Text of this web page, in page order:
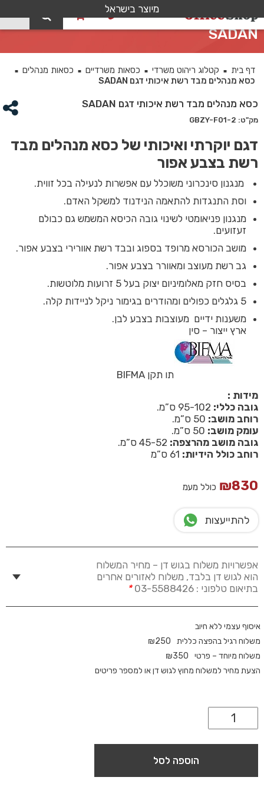
מיוצר בישראל
כסא מנהלים מבד רשת איכותי דגם
SADAN
דף בית ■ קטלוג ריהוט משרדי ■ כסאות משרדיים ■ כסאות מנהלים ■
כסא מנהלים מבד רשת איכותי דגם SADAN
כסא מנהלים מבד רשת איכותי דגם SADAN
מק"ט: GBZY-F01-2
דגם יוקרתי ואיכותי של כסא מנהלים מבד
רשת בצבע אפור
מנגנון סינכרוני משוכלל עם אפשרות לנעילה בכל זווית.
וסת התנגדות להתאמה הנידנוד למשקל האדם.
מנגנון פניאומטי לשינוי גובה הכיסא המשמש גם כבולם
זעזועים.
מושב הכורסא מרופד בספוג ובבד רשת אוורירי בצבע אפור.
גב רשת מעוצב ומאוורר בצבע אפור.
בסיס חזק מאלומיניום יצוק בעל 5 זרועות מלוטשות.
5 גלגלים כפולים ומהודרים בגימור ניקל לניידות קלה.
משענות ידיים מעוצבות בצבע לבן.
ארץ ייצור – סין
תו תקן BIFMA
מידות :
גובה כללי:
רוחב מושב:
עומק מושב:
גובה מושב מהרצפה:
רוחב כולל הידיות: 61 ס”מ
₪830 כולל מעמ
להתייעצות
אפשרויות משלוח בגוש דן – מחיר המשלוח
הוא לגוש דן בלבד, משלוח לאזורים אחרים
בתיאום טלפוני : 03-5588426
*
איסוף עצמי ללא חיוב
משלוח רגיל בהפצה כללית
₪250
משלוח מיוחד – פרטי
₪350
הצעת מחיר למשלוח מחוץ לגוש דן או למספר פריטים
הוספה לסל